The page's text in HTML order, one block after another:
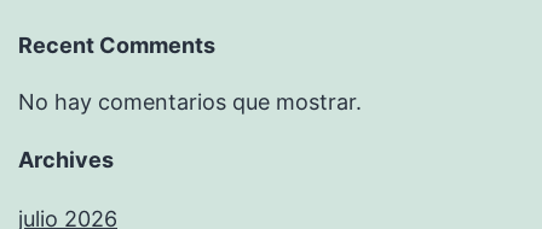
Recent Comments
No hay comentarios que mostrar.
Archives
julio 2026